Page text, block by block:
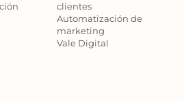
clientes
Automatización de
marketing
Vale Digital